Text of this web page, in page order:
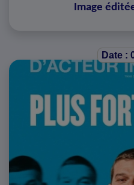
Image
Date :